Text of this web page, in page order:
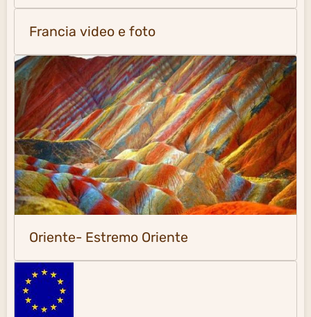
Francia video e foto
Oriente- Estremo Oriente